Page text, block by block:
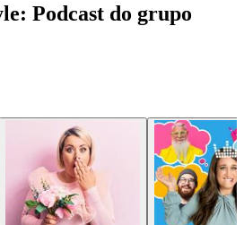
Podcast do grupo